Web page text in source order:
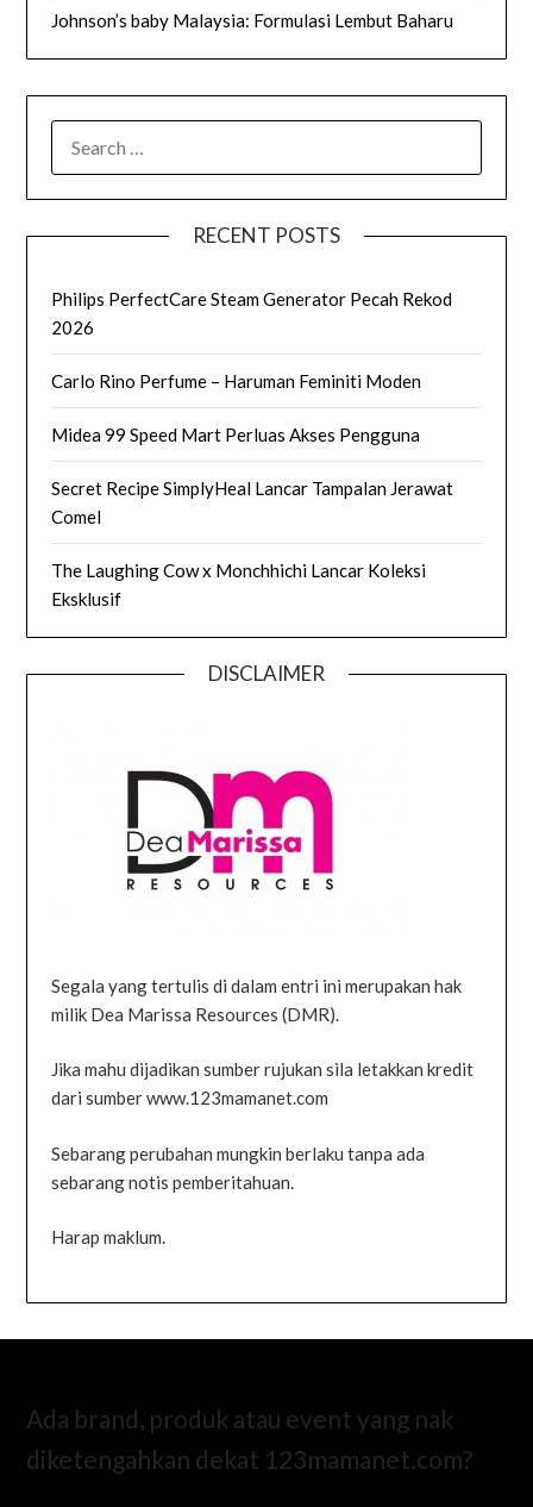
Johnson’s baby Malaysia: Formulasi Lembut Baharu
FOR:
RECENT POSTS
Philips PerfectCare Steam Generator Pecah Rekod
2026
Carlo Rino Perfume – Haruman Feminiti Moden
Midea 99 Speed Mart Perluas Akses Pengguna
Secret Recipe SimplyHeal Lancar Tampalan Jerawat
Comel
The Laughing Cow x Monchhichi Lancar Koleksi
Eksklusif
DISCLAIMER
Segala yang tertulis di dalam entri ini merupakan hak
milik Dea Marissa Resources (DMR).
Jika mahu dijadikan sumber rujukan sila letakkan kredit
dari sumber www.123mamanet.com
Sebarang perubahan mungkin berlaku tanpa ada
sebarang notis pemberitahuan.
Harap maklum.
Ada brand, produk atau event yang nak
diketengahkan dekat 123mamanet.com?